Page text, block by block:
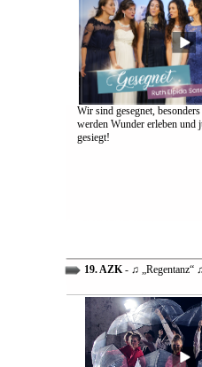
Wir sind gesegnet,
werden Wunder erleben und
gesiegt!
19. AZK- ♫ „Regentanz“